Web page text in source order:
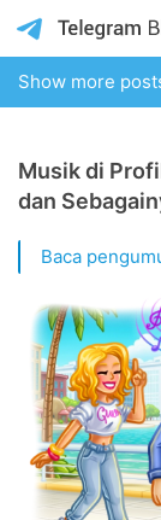
Show more
Musik di
dan
Baca